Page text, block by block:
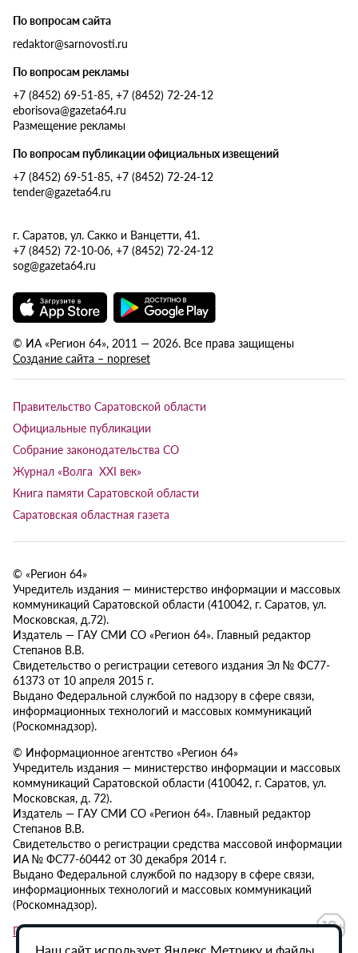
По вопросам сайта
redaktor@sarnovosti.ru
По вопросам рекламы
+7 (8452) 69-51-85, +7 (8452) 72-24-12
eborisova@gazeta64.ru
Размещение рекламы
По вопросам публикации официальных извещений
+7 (8452) 69-51-85, +7 (8452) 72-24-12
tender@gazeta64.ru
г. Саратов, ул. Сакко и Ванцетти, 41.
+7 (8452) 72-10-06, +7 (8452) 72-24-12
sog@gazeta64.ru
© ИА «Регион 64», 2011 — 2026. Все права защищены
Создание сайта – nopreset
Правительство Саратовской области
Официальные публикации
Собрание законодательства СО
Журнал «Волга XXI век»
Книга памяти Саратовской области
Саратовская областная газета
© «Регион 64»
Учредитель издания — министерство информации и массовых
коммуникаций Саратовской области (410042, г. Саратов, ул.
Московская, д.72).
Издатель — ГАУ СМИ СО «Регион 64». Главный редактор
Степанов В.В.
Свидетельство о регистрации сетевого издания Эл № ФС77-
61373 от 10 апреля 2015 г.
Выдано Федеральной службой по надзору в сфере связи,
информационных технологий и массовых коммуникаций
(Роскомнадзор).
© Информационное агентство «Регион 64»
Учредитель издания — министерство информации и массовых
коммуникаций Саратовской области (410042, г. Саратов, ул.
Московская, д. 72).
Издатель — ГАУ СМИ СО «Регион 64». Главный редактор
Степанов В.В.
Свидетельство о регистрации средства массовой информации
ИА № ФС77-60442 от 30 декабря 2014 г.
Выдано Федеральной службой по надзору в сфере связи,
информационных технологий и массовых коммуникаций
(Роскомнадзор).
Политика в отношении обработки персональных данных